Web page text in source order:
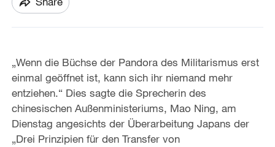
„Wenn die Büchse der Pandora des Militarismus erst
einmal geöffnet ist, kann sich ihr niemand mehr
entziehen.“ Dies sagte die Sprecherin des
chinesischen Außenministeriums, Mao Ning, am
Dienstag angesichts der Überarbeitung Japans der
„Drei Prinzipien für den Transfer von